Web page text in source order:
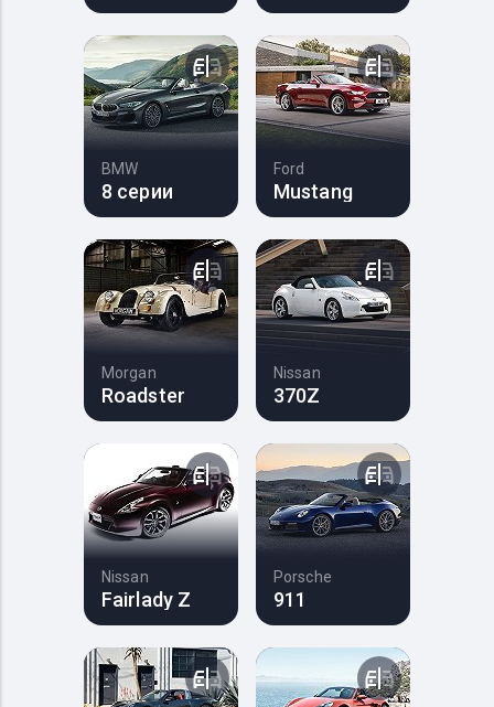
BMW
8 серии
Ford
Mustang
Morgan
Roadster
Nissan
370Z
Nissan
Fairlady Z
Porsche
911